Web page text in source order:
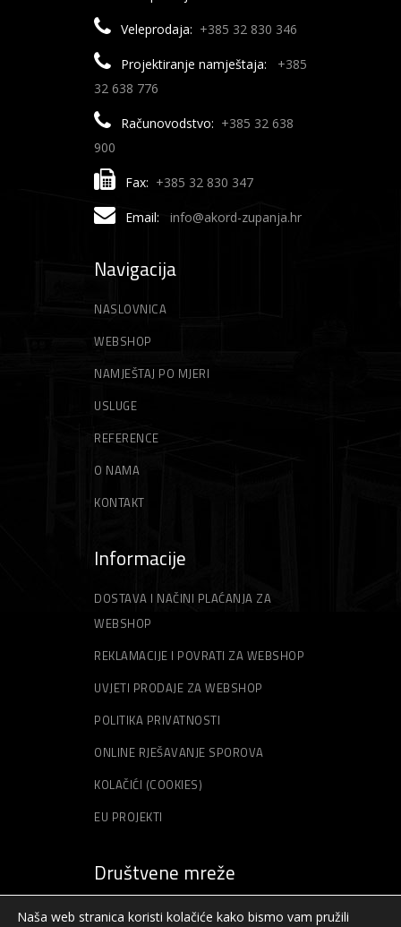
Veleprodaja: +385 32 830 346
Projektiranje namještaja:
+385
32 638 776
Računovodstvo: +385 32 638
900
Fax: +385 32 830 347
Email: info@akord-zupanja.hr
Navigacija
NASLOVNICA
WEBSHOP
NAMJEŠTAJ PO MJERI
USLUGE
REFERENCE
O NAMA
KONTAKT
Informacije
DOSTAVA I NAČINI PLAĆANJA ZA
WEBSHOP
REKLAMACIJE I POVRATI ZA WEBSHOP
UVJETI PRODAJE ZA WEBSHOP
POLITIKA PRIVATNOSTI
ONLINE RJEŠAVANJE SPOROVA
KOLAČIĆI (COOKIES)
EU PROJEKTI
Društvene mreže
Naša web stranica koristi kolačiće kako bismo vam pružili